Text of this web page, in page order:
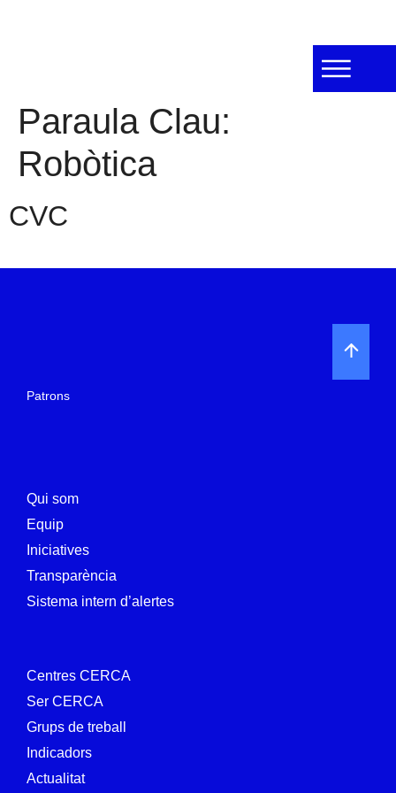
Paraula Clau:
Robòtica
CVC
Patrons
Qui som
Equip
Iniciatives
Transparència
Sistema intern d’alertes
Centres CERCA
Ser CERCA
Grups de treball
Indicadors
Actualitat